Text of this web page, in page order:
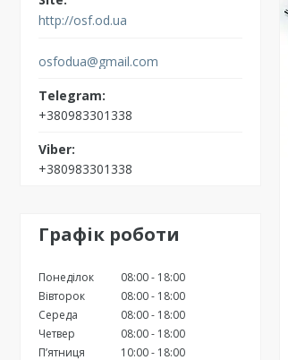
http://osf.od.ua
osfodua@gmail.com
+380983301338
+380983301338
Графік роботи
Понеділок 08:00
18:00
Вівторок
08:00
18:00
Середа
08:00
18:00
Четвер
08:00
18:00
Пʼятниця
10:00
18:00